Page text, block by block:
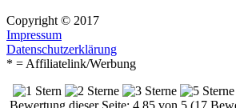
Copyright © 2017
Impressum
Datenschutzerklärung
* = Affiliatelink/Werbung